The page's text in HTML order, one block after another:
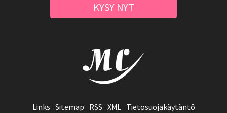
KYSY NYT
Links Sitemap RSS XML Tietosuojakäytäntö